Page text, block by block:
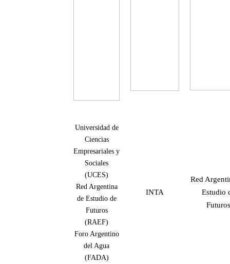
Universidad de
Ciencias
Empresariales y
Sociales
(UCES)
Red Argentina
de Estudio de
Futuros
(RAEF)
Foro Argentino
del Agua
(FADA)
INTA
Red
Estudio
Futuros